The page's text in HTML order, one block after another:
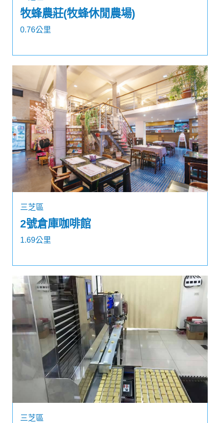
牧蜂農莊(牧蜂休閒農場)
0.76公里
三芝區
2號倉庫咖啡館
1.69公里
三芝區